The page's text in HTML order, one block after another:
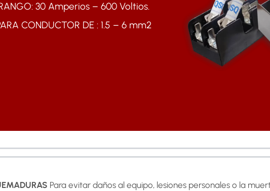
30 Amperios – 600 Voltios.
CONDUCTOR DE : 1.5 – 6 mm2
Para evitar daños al equipo, lesiones personales o la